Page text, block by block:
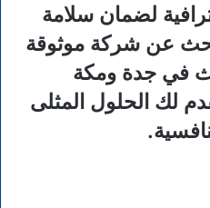
لضمان سلامة
عن شركة موثوقة
في جدة ومكة
لك الحلول المثلى